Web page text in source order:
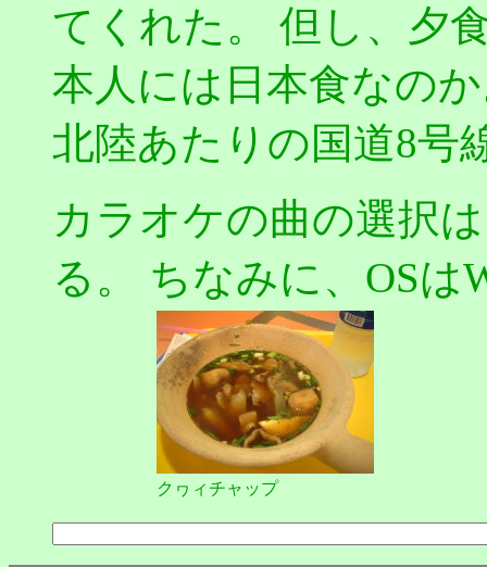
てくれた。 但し、夕
本人には日本食なの
北陸あたりの国道8号
カラオケの曲の選択
る。 ちなみに、OSは
クヮィチャップ